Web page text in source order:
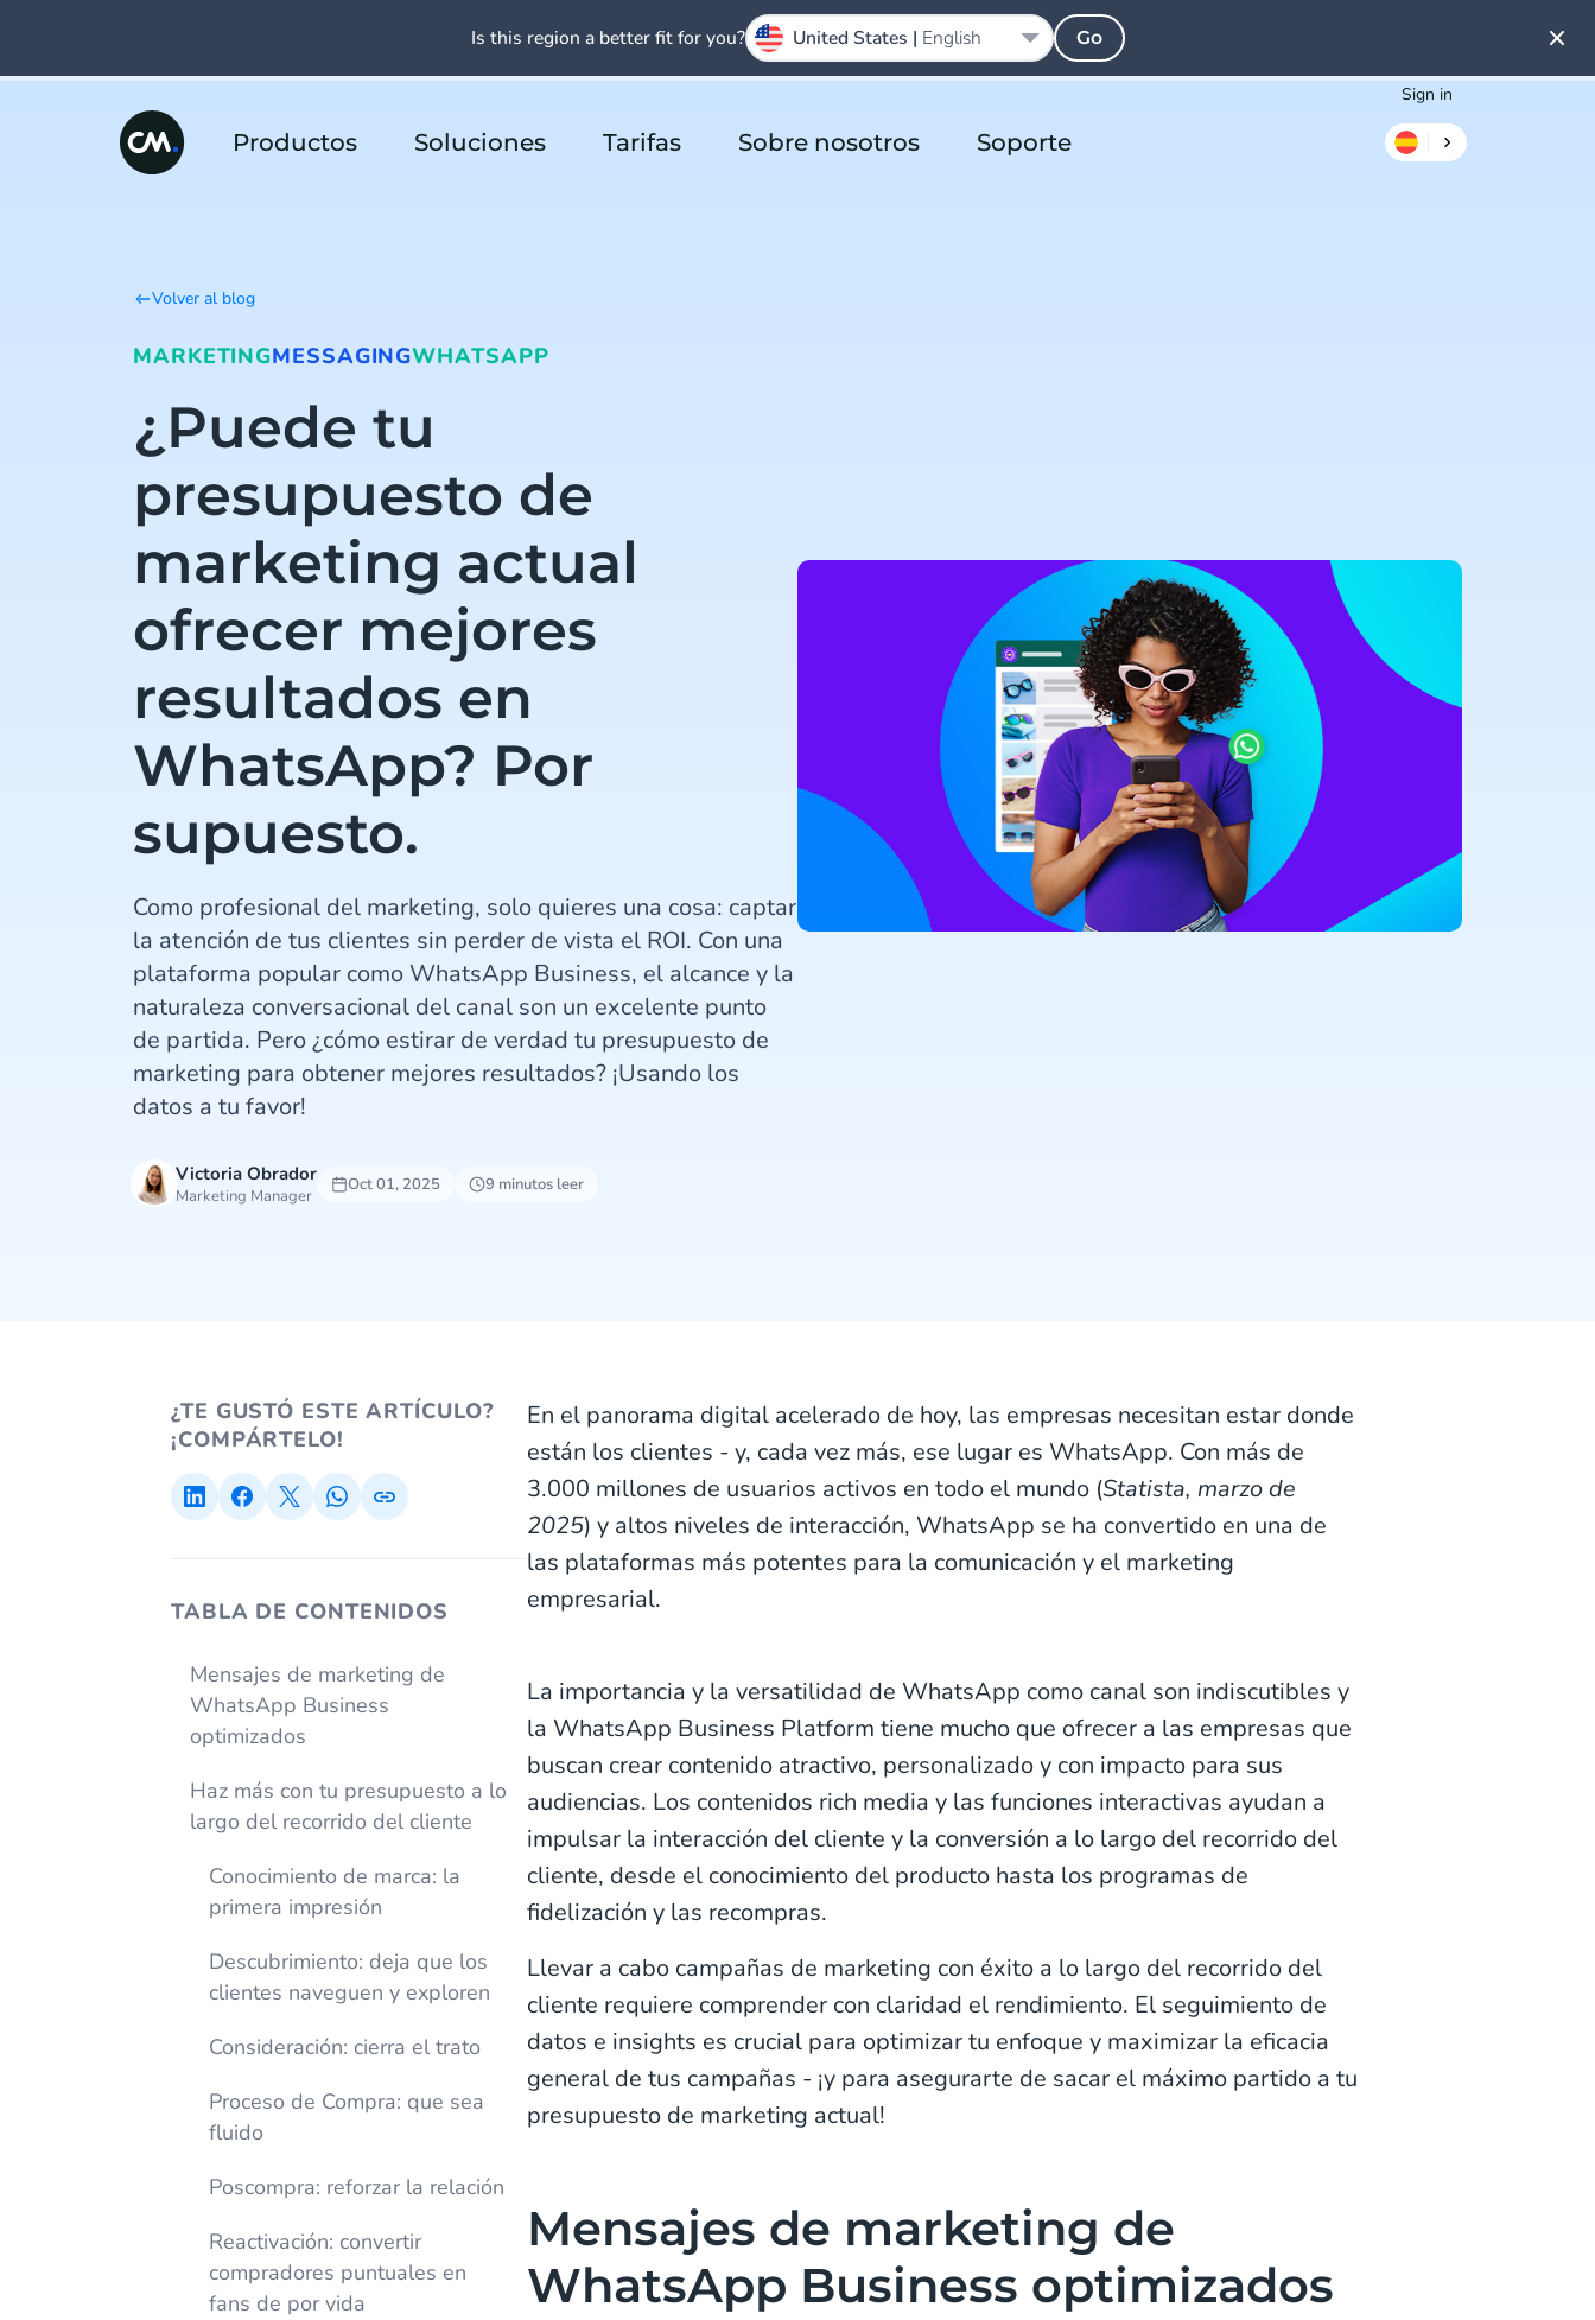
Sign in
Productos Soluciones Tarifas Sobre nosotros Soporte
Volver al blog
MARKETINGMESSAGINGWHATSAPP
¿Puede tu
presupuesto de
marketing actual
ofrecer mejores
resultados en
WhatsApp? Por
supuesto.
Como profesional del marketing, solo quieres una cosa: captar
la atención de tus clientes sin perder de vista el ROI. Con una
plataforma popular como WhatsApp Business, el alcance y la
naturaleza conversacional del canal son un excelente punto
de partida. Pero ¿cómo estirar de verdad tu presupuesto de
marketing para obtener mejores resultados? ¡Usando los
datos a tu favor!
Victoria Obrador
Marketing Manager
Oct 01, 2025 9 minutos leer
¿TE GUSTÓ ESTE ARTÍCULO?
¡COMPÁRTELO!
TABLA DE CONTENIDOS
Mensajes de marketing de
WhatsApp Business
optimizados
Haz más con tu presupuesto a lo
largo del recorrido del cliente
Conocimiento de marca: la
primera impresión
Descubrimiento: deja que los
clientes naveguen y exploren
Consideración: cierra el trato
Proceso de Compra: que sea
fluido
Poscompra: reforzar la relación
Reactivación: convertir
compradores puntuales en
fans de por vida
En el panorama digital acelerado de hoy, las empresas necesitan estar donde
están los clientes - y, cada vez más, ese lugar es WhatsApp. Con más de
3.000 millones de usuarios activos en todo el mundo (Statista, marzo de
2025) y altos niveles de interacción, WhatsApp se ha convertido en una de
las plataformas más potentes para la comunicación y el marketing
empresarial.
La importancia y la versatilidad de WhatsApp como canal son indiscutibles y
la WhatsApp Business Platform tiene mucho que ofrecer a las empresas que
buscan crear contenido atractivo, personalizado y con impacto para sus
audiencias. Los contenidos rich media y las funciones interactivas ayudan a
impulsar la interacción del cliente y la conversión a lo largo del recorrido del
cliente, desde el conocimiento del producto hasta los programas de
fidelización y las recompras.
Llevar a cabo campañas de marketing con éxito a lo largo del recorrido del
cliente requiere comprender con claridad el rendimiento. El seguimiento de
datos e insights es crucial para optimizar tu enfoque y maximizar la eficacia
general de tus campañas - ¡y para asegurarte de sacar el máximo partido a tu
presupuesto de marketing actual!
Mensajes de marketing de
WhatsApp Business optimizados
Is this region a better fit for you? United States | English Go